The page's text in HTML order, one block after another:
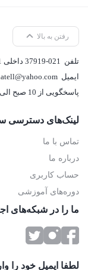
معماری مدرن:
مجتمع‌های مسکونی
غرب هستند.
فضای سبز وسیع:
شهرک غرب هوایی
مراکز تجاری و
سینما و سایر
لذت‌بخش‌تر کرده
رفتن به بالا
تلفن
37919-021 داخلی 231 الی 234
ایمیل
پاسخگویی از 10 صبح الی 19
لینک‌های دسترسی
تماس با ما
درباره ما
حساب کاربری
دوره‌های آموزشی
ما را در شبکه‌های
لطفا ایمیل خود را